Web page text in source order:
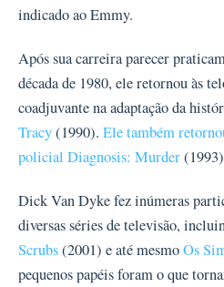
indicado ao Emmy.
Após sua carreira parecer
década de 1980, ele retornou às
coadjuvante na adaptação da
Tracy(1990). Ele também
policial Diagnosis: Murder
Dick Van Dyke fez inúmeras
diversas séries de televisão,
Scrubs(2001) e até mesmoOs
pequenos papéis foram o que